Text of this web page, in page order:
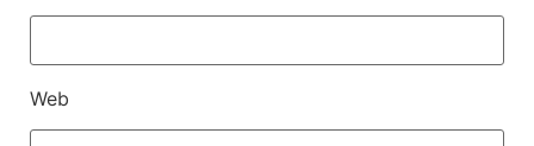
Web